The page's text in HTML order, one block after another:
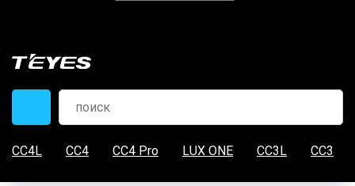
CC4L CC4 CC4 Pro LUX ONE CC3L CC3